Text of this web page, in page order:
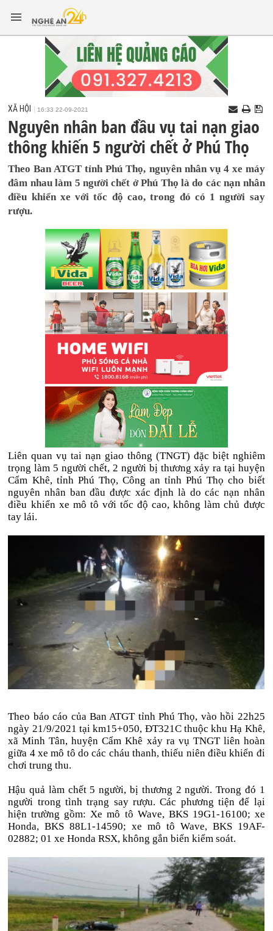
XÃ HỘI 16:33 22-09-2021
Nguyên nhân ban đầu vụ tai nạn giao
thông khiến 5 người chết ở Phú Thọ
Theo Ban ATGT tỉnh Phú Thọ, nguyên nhân vụ 4 xe máy
đâm nhau làm 5 người chết ở Phú Thọ là do các nạn nhân
điều khiển xe với tốc độ cao, trong đó có 1 người say
rượu.
Liên quan vụ tai nạn giao thông (TNGT) đặc biệt nghiêm
trọng làm 5 người chết, 2 người bị thương xảy ra tại huyện
Cẩm Khê, tỉnh Phú Thọ, Công an tỉnh Phú Thọ cho biết
nguyên nhân ban đầu được xác định là do các nạn nhân
điều khiển xe mô tô với tốc độ cao, không làm chủ được
tay lái.
Theo báo cáo của Ban ATGT tỉnh Phú Thọ, vào hồi 22h25
ngày 21/9/2021 tại km15+050, ĐT321C thuộc khu Hạ Khê,
xã Minh Tân, huyện Cẩm Khê xảy ra vụ TNGT liên hoàn
giữa 4 xe mô tô do các cháu thanh, thiếu niên điều khiển đi
chơi trung thu.
Hậu quả làm chết 5 người, bị thương 2 người. Trong đó 1
người trong tình trạng say rượu. Các phương tiện để lại
hiện trường gồm: Xe mô tô Wave, BKS 19G1-16100; xe
Honda, BKS 88L1-14590; xe mô tô Wave, BKS 19AF-
02882; 01 xe Honda RSX, không gắn biển kiểm soát.